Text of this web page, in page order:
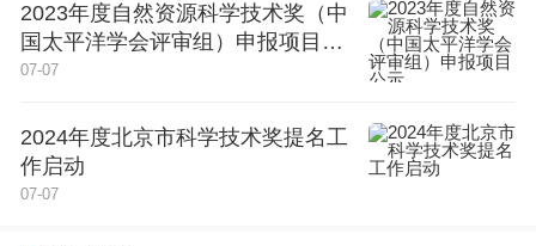
2023年度自然资源科学技术奖（中
国太平洋学会评审组）申报项目公
示
07-07
2024年度北京市科学技术奖提名工
作启动
07-07